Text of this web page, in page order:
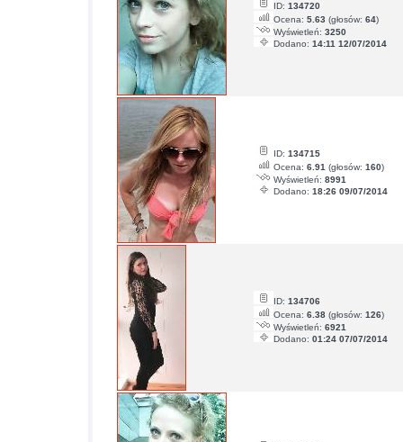
ID: 134720
Ocena: 5.63 (głosów: 64)
Wyświetleń: 3250
Dodano: 14:11 12/07/2014
ID: 134715
Ocena: 6.91 (głosów: 160)
Wyświetleń: 8991
Dodano: 18:26 09/07/2014
ID: 134706
Ocena: 6.38 (głosów: 126)
Wyświetleń: 6921
Dodano: 01:24 07/07/2014